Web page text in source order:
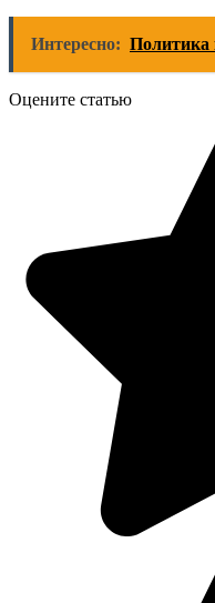
Интересно: Политика
Оцените статью